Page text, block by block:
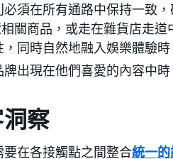
須在所有通路中保持一致
關商品，或走在雜貨店走道
同時自然地融入娛樂體驗
出現在他們喜愛的內容中
察
在各接觸點之間整合統一